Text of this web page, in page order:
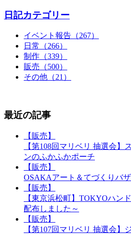
日記カテゴリー
イベント報告（267）
日常（266）
制作（339）
販売（500）
その他（21）
最近の記事
【販売】
【第108回マリベリ 抽選会】
ンのふかふかポーチ
【販売】
OSAKAアート＆てづくりバ
【販売】
【東京浜松町】TOKYOハン
配布しました～
【販売】
【第107回マリベリ 抽選会】